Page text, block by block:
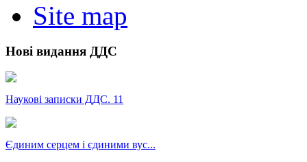
Site map
Нові видання ДДС
Наукові записки ДДС. 11
Єдиним серцем і єдиними вус...